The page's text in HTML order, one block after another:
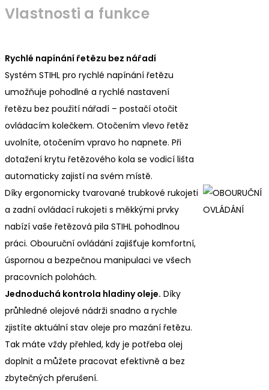
Vlastnosti a funkce
Rychlé napínání řetězu bez nářadí
Systém STIHL pro rychlé napínání řetězu
umožňuje pohodlné a rychlé nastavení
řetězu bez použití nářadí – postačí otočit
ovládacím kolečkem. Otočením vlevo řetěz
uvolníte, otočením vpravo ho napnete. Při
dotažení krytu řetězového kola se vodicí lišta
automaticky zajistí na svém místě.
Díky ergonomicky tvarované trubkové rukojeti
a zadní ovládací rukojeti s měkkými prvky
nabízí vaše řetězová pila STIHL pohodlnou
práci. Obouruční ovládání zajišťuje komfortní,
úspornou a bezpečnou manipulaci ve všech
pracovních polohách.
Jednoduchá kontrola hladiny oleje. Díky
průhledné olejové nádrži snadno a rychle
zjistíte aktuální stav oleje pro mazání řetězu.
Tak máte vždy přehled, kdy je potřeba olej
doplnit a můžete pracovat efektivně a bez
zbytečných přerušení.